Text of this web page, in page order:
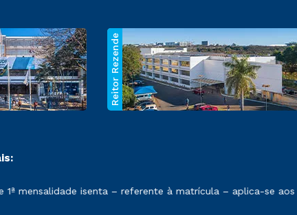
Reitor Rezende
conforme exposto no contrato de prestação de
mensalidade isenta – referente à matrícula – aplica-se aos